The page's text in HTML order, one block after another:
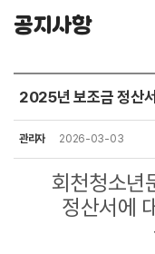
공지사항
2025년 보조금 정산
관리자 2026-03-03
회천청소년
정산서에